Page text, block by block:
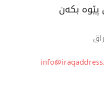
پێوە بکەن